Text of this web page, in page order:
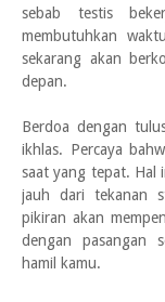
sebab testis
membutuhkan
sekarang akan
depan.
Berdoa dengan
ikhlas. Percaya
saat yang tepat. Hal
jauh dari tekanan
pikiran akan
dengan pasangan
hamil kamu.